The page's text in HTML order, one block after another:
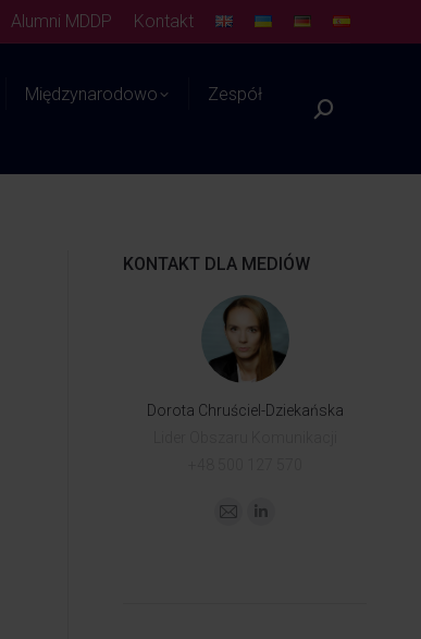
Alumni MDDP Kontakt
Międzynarodowo Zespół
KONTAKT DLA MEDIÓW
Dorota Chruściel-Dziekańska